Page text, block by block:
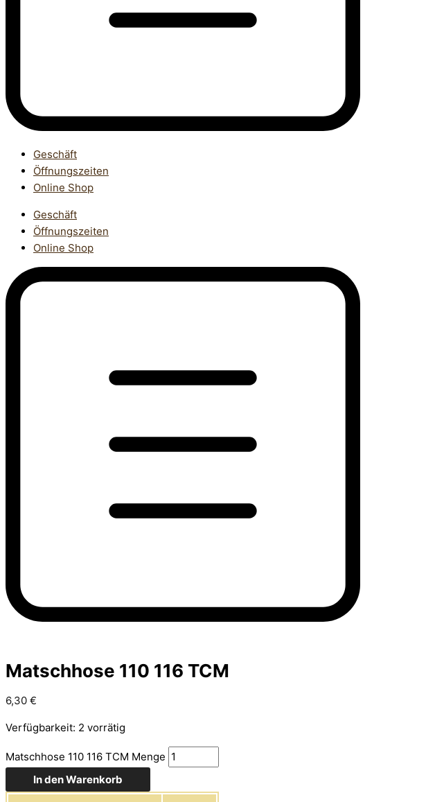
Geschäft
Öffnungszeiten
Online Shop
Geschäft
Öffnungszeiten
Online Shop
Matschhose 110 116 TCM
6,30 €
Verfügbarkeit: 2 vorrätig
Matschhose 110 116 TCM Menge
In den Warenkorb